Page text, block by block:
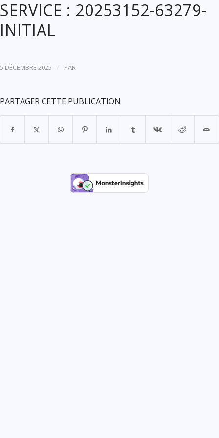
SERVICE : 20253152-63279-
INITIAL
5 DÉCEMBRE 2025 / PAR
PARTAGER CETTE PUBLICATION